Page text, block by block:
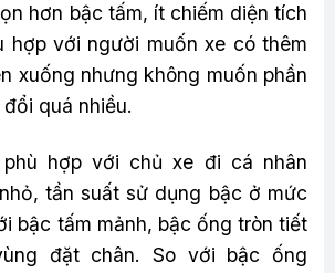
hơn bậc tấm, ít chiếm diện tích
hợp với người muốn xe có thêm
xuống nhưng không muốn phần
quá nhiều.
hợp với chủ xe đi cá nhân
tần suất sử dụng bậc ở mức
bậc tấm mảnh, bậc ống tròn tiết
đặt chân. So với bậc ống